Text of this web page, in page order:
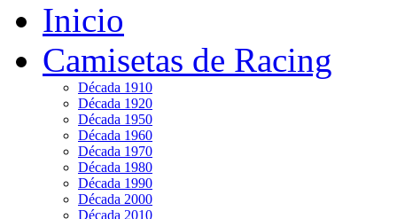
Inicio
Camisetas de Racing
Década 1910
Década 1920
Década 1950
Década 1960
Década 1970
Década 1980
Década 1990
Década 2000
Década 2010